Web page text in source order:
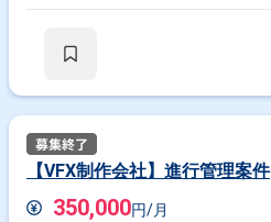
【VFX制作会社】進行管理案件
350,000円/月